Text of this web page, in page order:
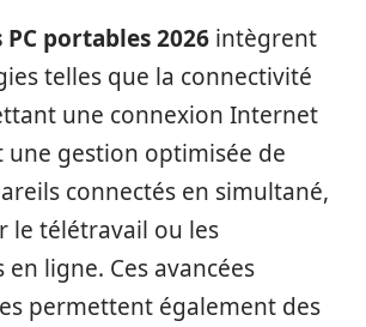
portables 2026 intègrent
telles que la connectivité
une connexion Internet
une gestion optimisée de
connectés en simultané,
le télétravail ou les
ligne. Ces avancées
permettent également des